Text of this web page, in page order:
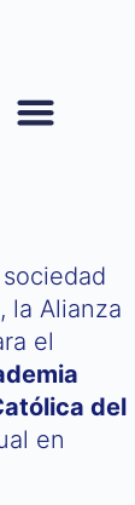
la Alianza
el
del
en